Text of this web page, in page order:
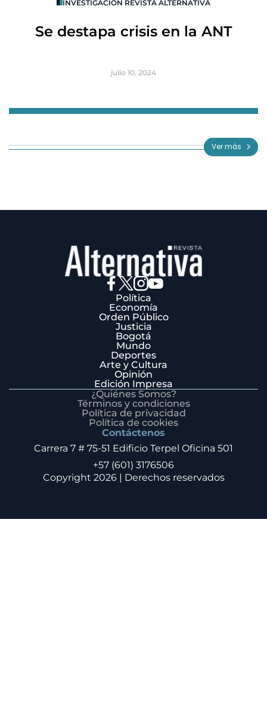
INVESTIGACIÓN REVISTA ALTERNATIVA
Se destapa crisis en la ANT
julio 10, 2024
3
Ver más
Política
Economía
Orden Público
Justicia
Bogotá
Mundo
Deportes
Arte y Cultura
Opinión
Edición Impresa
¿Quiénes Somos?
Términos y condiciones
Política de privacidad
Política de cookies
Contáctenos
Carrera 7 # 75-51 Edificio Terpel Oficina 501
+57 (601) 3176506
Copyright 2026 | Derechos reservados